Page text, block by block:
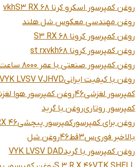
روغن کمپرسور اسکرو کرنا S3 RX 68
vkh
روغن مهندسی معکوس شل هلند
روغن کمپرسور کرونا S3 RX 68
روغن کمپرسور کرونا 68
vkh
st rx
روغن کمپرسور صنعتی با عمر 8000 ساعت
روغن با کیفیت ایرانیVYK LVSV VJHVD
کمپرسور لغزشی46روغن کمپرسور هوا
کمپرسور روتاریروغن با گرید
روغن برای کمپرسورکمپرسور پیچشی46
بالاخبر فوریس3قط46
روغن شل
روغن کمپرسور با گریدVYK LVSV DAD